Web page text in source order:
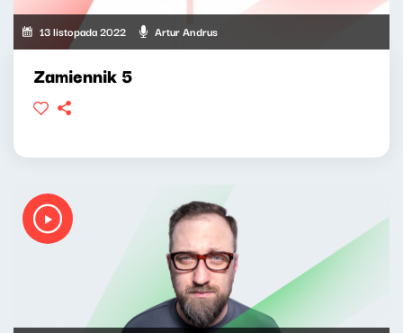
13 listopada 2022 Artur Andrus
Zamiennik 5